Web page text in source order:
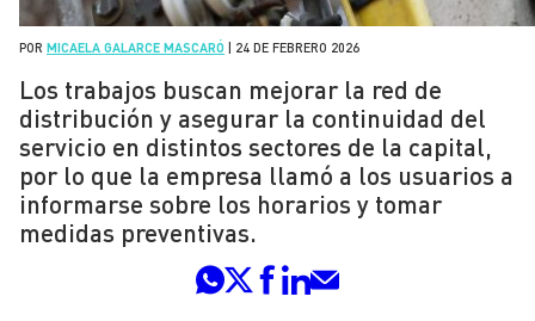
POR MICAELA GALARCE MASCARÓ 24 DE FEBRERO 2026
Los trabajos buscan mejorar la red de
distribución y asegurar la continuidad del
servicio en distintos sectores de la capital,
por lo que la empresa llamó a los usuarios a
informarse sobre los horarios y tomar
medidas preventivas.